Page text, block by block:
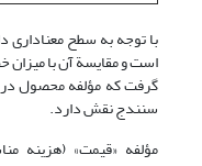
گرفت که مؤلفه محصول
سنندج نقش دارد.
مؤلفه «قیمت» (هزینه